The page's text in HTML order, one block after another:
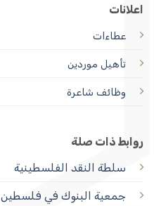
اعلانات
عطاءات
تأهيل موردين
وظائف شاعرة
روابط ذات صلة
سلطة النقد الفلسطينية
جمعية البنوك في فلسطين